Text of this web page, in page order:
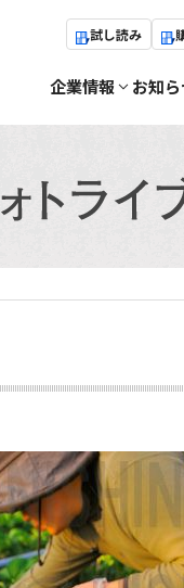
試し読み
企業情報 お知